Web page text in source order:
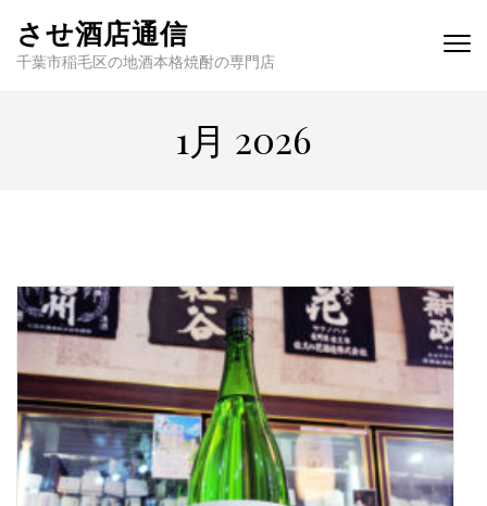
させ酒店通信
千葉市稲毛区の地酒本格焼酎の専門店
1月 2026